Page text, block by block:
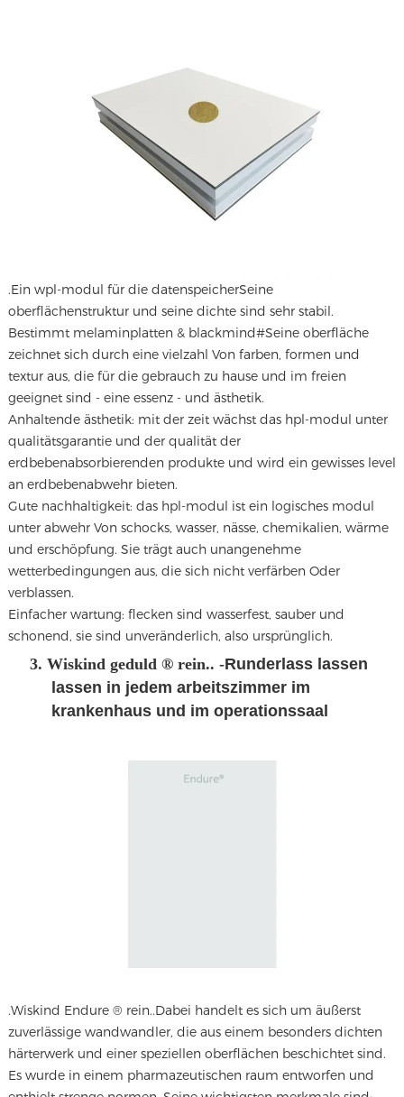
.Ein wpl-modul für die datenspeicherSeine
oberflächenstruktur und seine dichte sind sehr stabil.
Bestimmt melaminplatten & blackmind#Seine oberfläche
zeichnet sich durch eine vielzahl Von farben, formen und
textur aus, die für die gebrauch zu hause und im freien
geeignet sind - eine essenz - und ästhetik.
Anhaltende ästhetik: mit der zeit wächst das hpl-modul unter
qualitätsgarantie und der qualität der
erdbebenabsorbierenden produkte und wird ein gewisses level
an erdbebenabwehr bieten.
Gute nachhaltigkeit: das hpl-modul ist ein logisches modul
unter abwehr Von schocks, wasser, nässe, chemikalien, wärme
und erschöpfung. Sie trägt auch unangenehme
wetterbedingungen aus, die sich nicht verfärben Oder
verblassen.
Einfacher wartung: flecken sind wasserfest, sauber und
schonend, sie sind unveränderlich, also ursprünglich.
3. Wiskind geduld ® rein.. -Runderlass lassen
lassen in jedem arbeitszimmer im
krankenhaus und im operationssaal
.Wiskind Endure ® rein..Dabei handelt es sich um äußerst
zuverlässige wandwandler, die aus einem besonders dichten
härterwerk und einer speziellen oberflächen beschichtet sind.
Es wurde in einem pharmazeutischen raum entworfen und